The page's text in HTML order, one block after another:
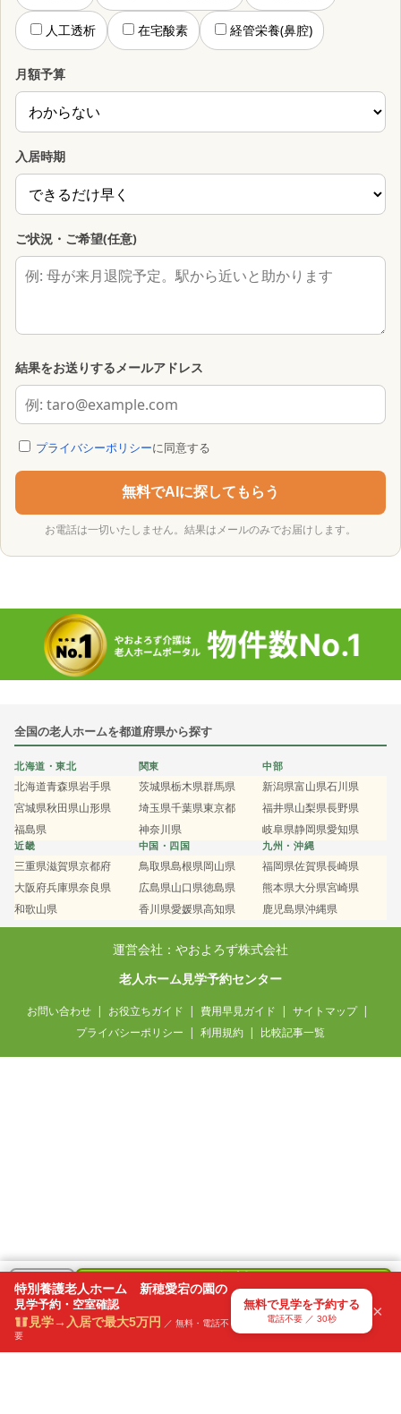
＋
気になる
リスト
無料
で
見学を予約
電話不要・30秒で送信
人工透析 在宅酸素 経管栄養(鼻腔)
月額予算
入居時期
ご状況・ご希望(任意)
結果をお送りするメールアドレス
プライバシーポリシーに同意する
無料でAIに探してもらう
お電話は一切いたしません。結果はメールのみでお届けします。
全国の老人ホームを都道府県から探す
北海道・東北
北海道青森県岩手県
宮城県秋田県山形県
福島県
関東
茨城県栃木県群馬県
埼玉県千葉県東京都
神奈川県
中部
新潟県富山県石川県
福井県山梨県長野県
岐阜県静岡県愛知県
近畿
三重県滋賀県京都府
大阪府兵庫県奈良県
和歌山県
中国・四国
鳥取県島根県岡山県
広島県山口県徳島県
香川県愛媛県高知県
九州・沖縄
福岡県佐賀県長崎県
熊本県大分県宮崎県
鹿児島県沖縄県
運営会社：やおよろず株式会社
老人ホーム見学予約センター
お問い合わせ お役立ちガイド 費用早見ガイド
サイトマップ
プライバシーポリシー
利用規約 比較記事一覧
35分前
特別養護老人ホーム 新穂愛宕の園の
見学予約・空室確認
見学→入居で最大5万円
／ 無料・電話不
要
無料で見学を予約する
電話不要 ／ 30秒 ×